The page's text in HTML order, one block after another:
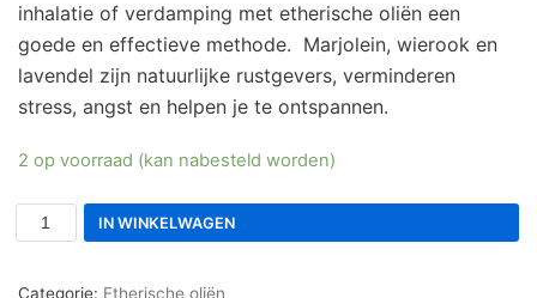
inhalatie of verdamping met etherische oliën een
goede en effectieve methode. Marjolein, wierook en
lavendel zijn natuurlijke rustgevers, verminderen
stress, angst en helpen je te ontspannen.
2 op voorraad (kan nabesteld worden)
IN WINKELWAGEN
Categorie: Etherische oliën